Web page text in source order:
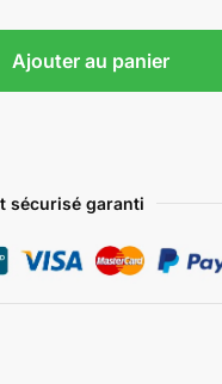
Ajouter au panier
sécurisé garanti